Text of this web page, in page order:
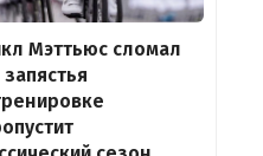
Мэттьюc сломал